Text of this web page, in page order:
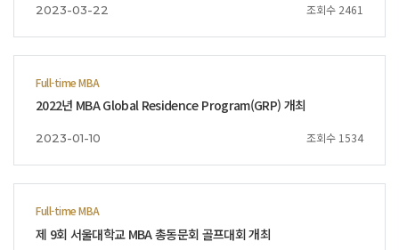
2023-03-22 조회수 2461
Full-time MBA
2022년 MBA Global Residence Program(GRP) 개최
2023-01-10 조회수 1534
Full-time MBA
제 9회 서울대학교 MBA 총동문회 골프대회 개최